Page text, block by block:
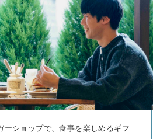
ーショップで、食事を楽しめるギフ